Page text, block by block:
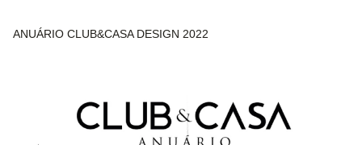
ANUÁRIO CLUB&CASA DESIGN 2022